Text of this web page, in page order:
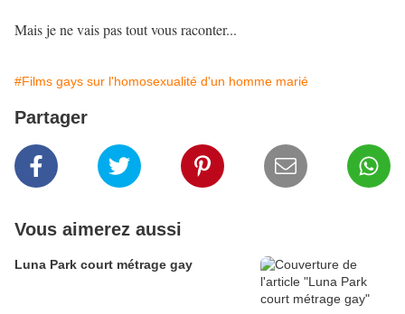
Mais je ne vais pas tout vous raconter...
#Films gays sur l'homosexualité d'un homme marié
Partager
Vous aimerez aussi
Luna Park court métrage gay